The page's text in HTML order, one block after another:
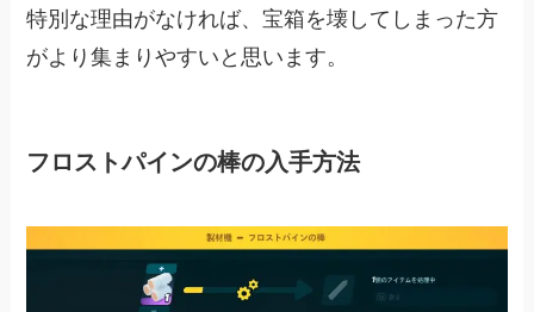
特別な理由がなければ、宝箱を壊してしまった方
がより集まりやすいと思います。
フロストパインの棒の入手方法